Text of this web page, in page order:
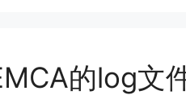
的log文